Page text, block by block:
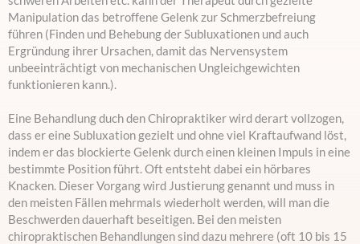
Manipulation das betroffene Gelenk zur Schmerzbefreiung
führen (Finden und Behebung der Subluxationen und auch
Ergründung ihrer Ursachen, damit das Nervensystem
unbeeinträchtigt von mechanischen Ungleichgewichten
funktionieren kann.).
Eine Behandlung duch den Chiropraktiker wird derart vollzogen,
dass er eine Subluxation gezielt und ohne viel Kraftaufwand löst,
indem er das blockierte Gelenk durch einen kleinen Impuls in eine
bestimmte Position führt. Oft entsteht dabei ein hörbares
Knacken. Dieser Vorgang wird Justierung genannt und muss in
den meisten Fällen mehrmals wiederholt werden, will man die
Beschwerden dauerhaft beseitigen. Bei den meisten
chiropraktischen Behandlungen sind dazu mehrere (oft 10 bis 15